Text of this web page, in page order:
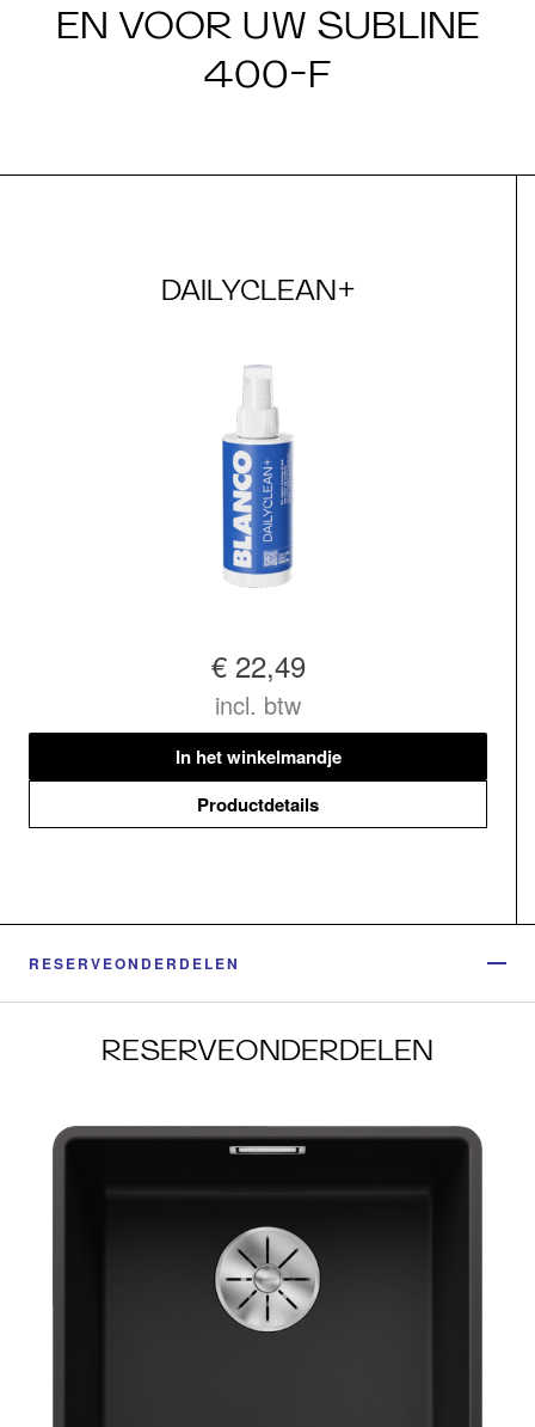
EN VOOR UW SUBLINE
400-F
DAILYCLEAN+
€ 22,49
incl. btw
In het winkelmandje
Productdetails
RESERVEONDERDELEN
RESERVEONDERDELEN